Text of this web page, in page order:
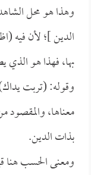
وهذا هو محل
الدين ]؛ لأن فيه
بها، فهذا هو الذي
وقوله: (تربت
معناها،
بذات الدين.
ومعنى الحسب